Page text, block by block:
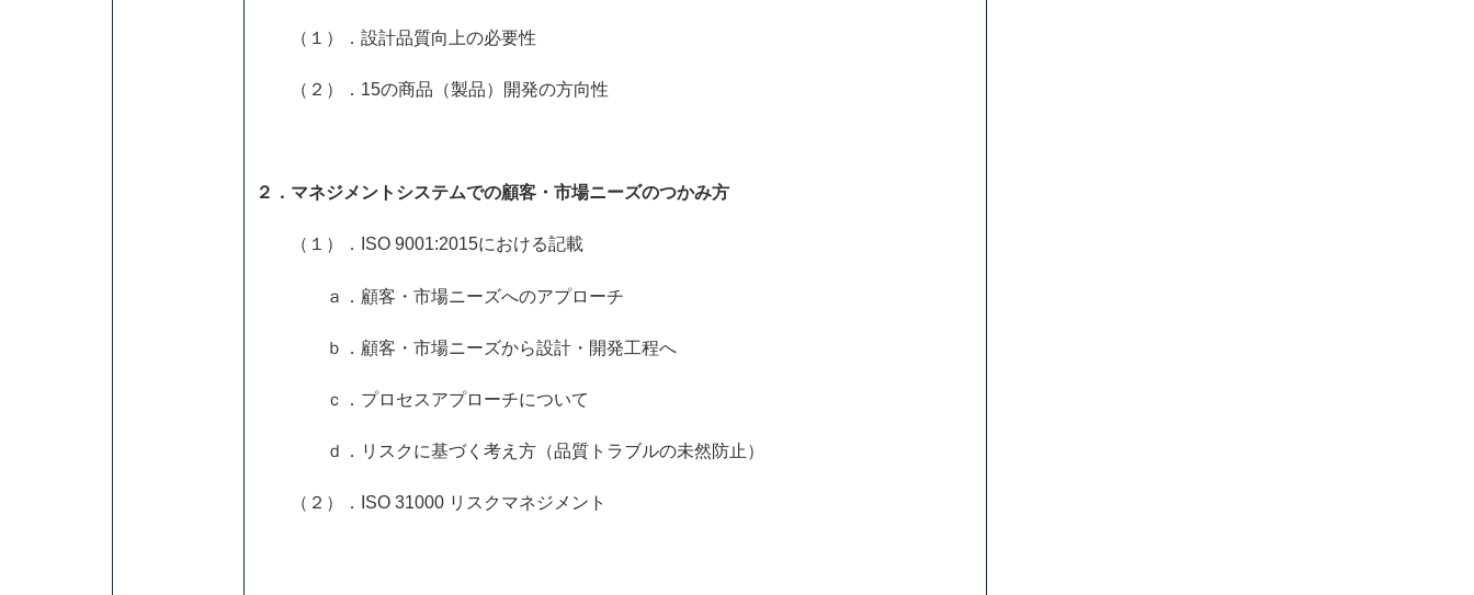
（１）．設計品質向上の必要性
（２）．15の商品（製品）開発の方向性
２．マネジメントシステムでの顧客・市場ニーズのつかみ方
（１）．ISO 9001:2015における記載
ａ．顧客・市場ニーズへのアプローチ
ｂ．顧客・市場ニーズから設計・開発工程へ
ｃ．プロセスアプローチについて
ｄ．リスクに基づく考え方（品質トラブルの未然防止）
（２）．ISO 31000 リスクマネジメント